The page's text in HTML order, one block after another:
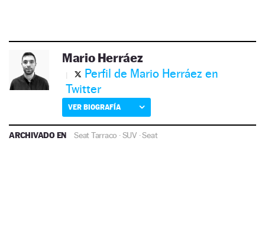
Mario Herráez
Perfil de Mario Herráez en
Twitter
VER BIOGRAFÍA
ARCHIVADO EN Seat Tarraco ·SUV ·Seat